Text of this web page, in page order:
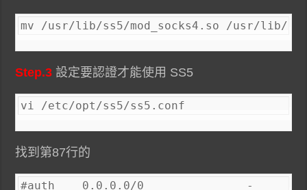
mv /usr/lib/ss5/mod_socks4.so /usr/lib/ss5/
Step.3 設定要認證才能使用 SS5
vi /etc/opt/ss5/ss5.conf
找到第87行的
#auth    0.0.0.0/0               -